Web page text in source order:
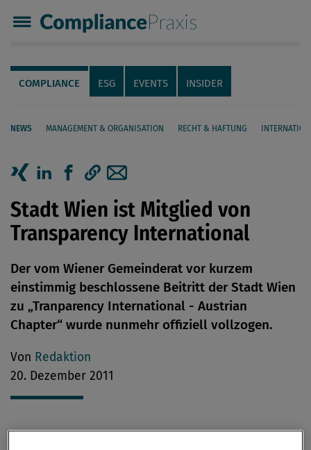
Compliance Praxis
Servicenavigation
Navigation
COMPLIANCE ESG EVENTS INSIDER
NEWS MANAGEMENT & ORGANISATION RECHT & HAFTUNG
Seiteninhalt
Artikel auf Xing teilen
Artikel auf linkedIn teilen
Artikel auf Facebook teilen
Artikellink kopieren
Artikel per Mail teilen
Stadt Wien ist Mitglied von
Transparency International
Der vom Wiener Gemeinderat vor kurzem
einstimmig beschlossene Beitritt der Stadt Wien
zu „Tranparency International - Austrian
Chapter“ wurde nunmehr offiziell vollzogen.
Von Redaktion
20. Dezember 2011